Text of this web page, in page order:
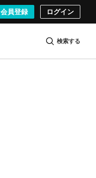
会員登録 ログイン
検索する